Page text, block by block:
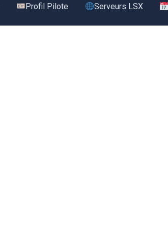
Profil Pilote Serveurs LSX